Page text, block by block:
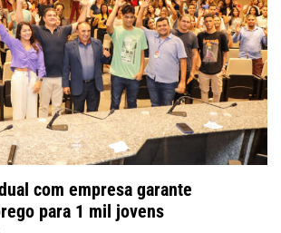
com empresa garante
para 1 mil jovens